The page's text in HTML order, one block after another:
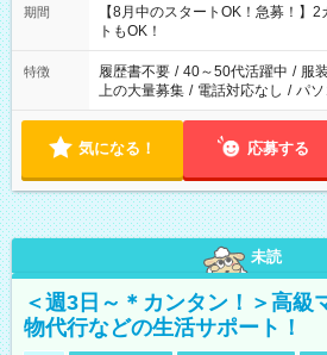
「できれば残業はしたくない」 な
ね。 ※Wワーク希望の方へ 今ご覧のお仕事で希望する勤務時間
と、もう1つのお仕事の勤務時間
合は応募できません。
期間
【8月中のスタートOK！急募！
トもOK！
特徴 履歴書不要 / 40～50代活躍中 / 服
上の大量募集 / 電話対応なし / パ
気になる！ 応募する
未読
＜週3日～＊カンタン！＞高級
物代行などの生活サポート！